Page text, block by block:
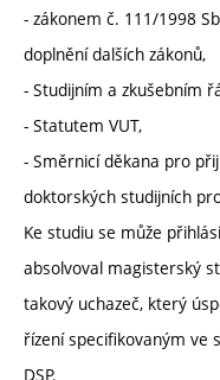
- zákonem č. 111/1998
doplnění dalších zákonů,
- Studijním a zkušebním
- Statutem VUT,
- Směrnicí děkana pro
doktorských studijních
Ke studiu se může
absolvoval magisterský
takový uchazeč, který
řízení specifikovaným ve
DSP.